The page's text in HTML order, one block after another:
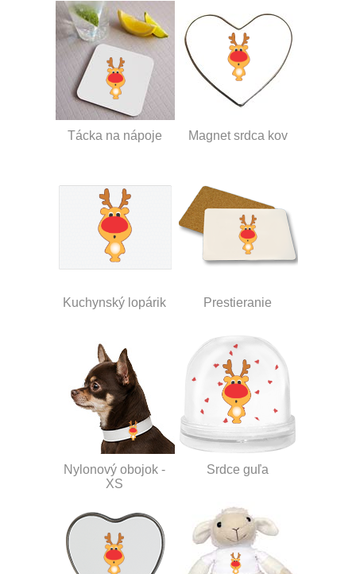
Tácka na nápoje Magnet srdca kov
Kuchynský lopárik Prestieranie
Nylonový obojok -
XS
Srdce guľa